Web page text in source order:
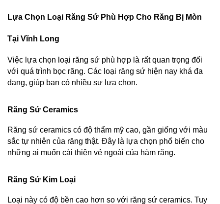
Lựa Chọn Loại Răng Sứ Phù Hợp Cho Răng Bị Mòn
Tại Vĩnh Long
Việc lựa chọn loại răng sứ phù hợp là rất quan trọng đối
với quá trình bọc răng. Các loại răng sứ hiện nay khá đa
dạng, giúp bạn có nhiều sự lựa chọn.
Răng Sứ Ceramics
Răng sứ ceramics có độ thẩm mỹ cao, gần giống với màu
sắc tự nhiên của răng thật. Đây là lựa chọn phổ biến cho
những ai muốn cải thiện vẻ ngoài của hàm răng.
Răng Sứ Kim Loại
Loại này có độ bền cao hơn so với răng sứ ceramics. Tuy